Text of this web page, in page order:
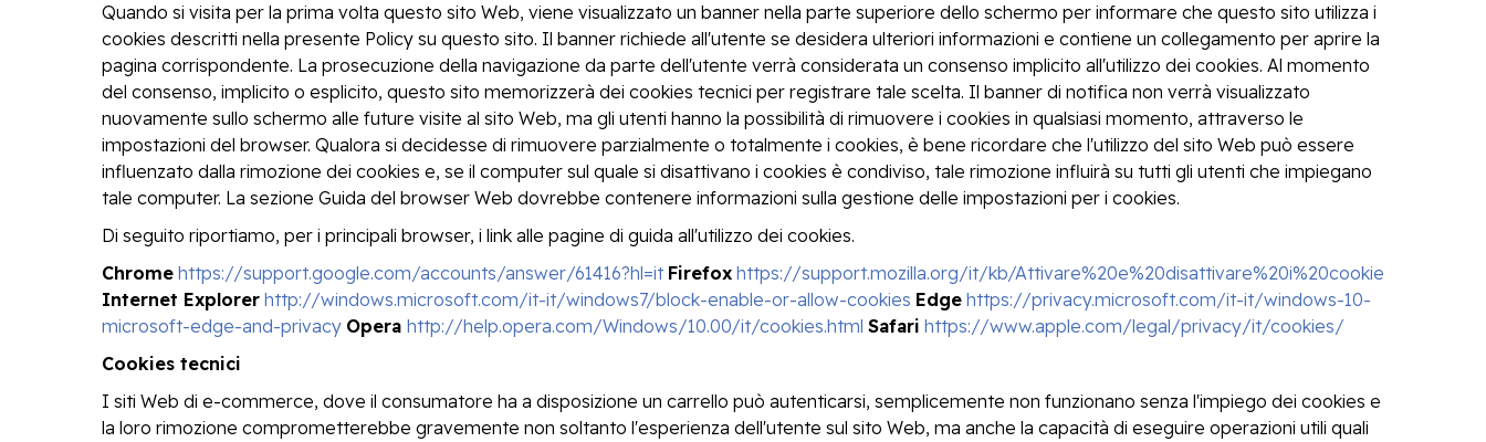
Quando si visita per la prima volta questo sito Web, viene visualizzato un banner nella parte superiore dello schermo per informare che questo sito utilizza i
cookies descritti nella presente Policy su questo sito. Il banner richiede all'utente se desidera ulteriori informazioni e contiene un collegamento per aprire la
pagina corrispondente. La prosecuzione della navigazione da parte dell'utente verrà considerata un consenso implicito all'utilizzo dei cookies. Al momento
del consenso, implicito o esplicito, questo sito memorizzerà dei cookies tecnici per registrare tale scelta. Il banner di notifica non verrà visualizzato
nuovamente sullo schermo alle future visite al sito Web, ma gli utenti hanno la possibilità di rimuovere i cookies in qualsiasi momento, attraverso le
impostazioni del browser. Qualora si decidesse di rimuovere parzialmente o totalmente i cookies, è bene ricordare che l'utilizzo del sito Web può essere
influenzato dalla rimozione dei cookies e, se il computer sul quale si disattivano i cookies è condiviso, tale rimozione influirà su tutti gli utenti che impiegano
tale computer. La sezione Guida del browser Web dovrebbe contenere informazioni sulla gestione delle impostazioni per i cookies.
Di seguito riportiamo, per i principali browser, i link alle pagine di guida all'utilizzo dei cookies.
Chrome https://support.google.com/accounts/answer/61416?hl=it Firefox https://support.mozilla.org/it/kb/Attivare%20e%20disattivare%20i%20cookie
Internet Explorer http://windows.microsoft.com/it-it/windows7/block-enable-or-allow-cookies Edge https://privacy.microsoft.com/it-it/windows-10-
microsoft-edge-and-privacy Opera http://help.opera.com/Windows/10.00/it/cookies.html Safari https://www.apple.com/legal/privacy/it/cookies/
Cookies tecnici
I siti Web di e-commerce, dove il consumatore ha a disposizione un carrello può autenticarsi, semplicemente non funzionano senza l'impiego dei cookies e
la loro rimozione comprometterebbe gravemente non soltanto l'esperienza dell'utente sul sito Web, ma anche la capacità di eseguire operazioni utili quali